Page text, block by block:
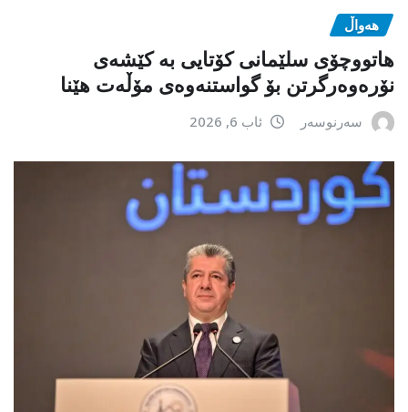
هەواڵ
هاتووچۆی سلێمانی کۆتایی بە کێشەی
نۆرەوەرگرتن بۆ گواستنەوەی مۆڵەت هێنا
سەرنوسەر ئاب 6, 2026